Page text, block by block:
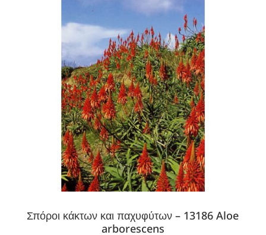
Σπόροι κάκτων και παχυφύτων – 13186 Aloe
arborescens